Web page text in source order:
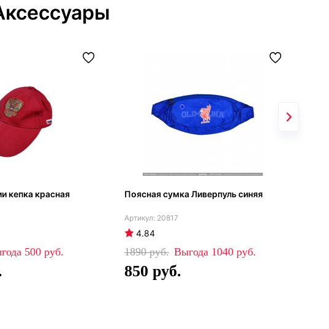
кепка красная
500
Поясная сумка Ливерпуль синяя
20817
4.84
1890 1040
850